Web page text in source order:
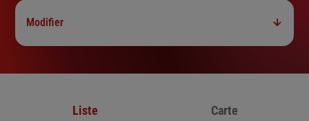
Modifier
Liste Carte